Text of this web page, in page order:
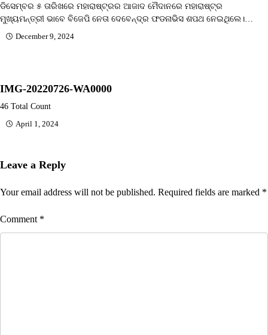
ଡିସେମ୍ବର ୫ ତାରିଖରେ ମହାରାଷ୍ଟ୍ରର ଆଜାଦ ମୈଦାନରେ ମହାରାଷ୍ଟ୍ର
ମୁଖ୍ୟମନ୍ତ୍ରୀ ଭାବେ ବିଜେପି ନେତା ଦେବେନ୍ଦ୍ର ଫଡନାଭିସ ଶପଥ ନେଇଥିଲେ।…
December 9, 2024
IMG-20220726-WA0000
46 Total Count
April 1, 2024
Leave a Reply
Your email address will not be published. Required fields are marked *
Comment *